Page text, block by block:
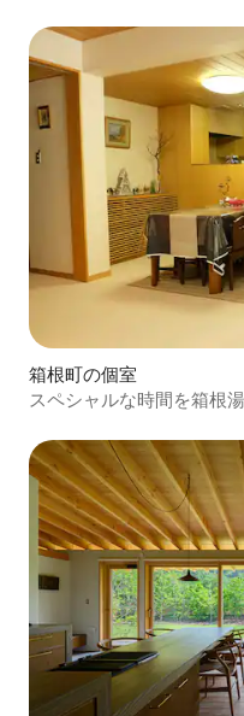
箱根町の個室
スペシャルな時間を箱根